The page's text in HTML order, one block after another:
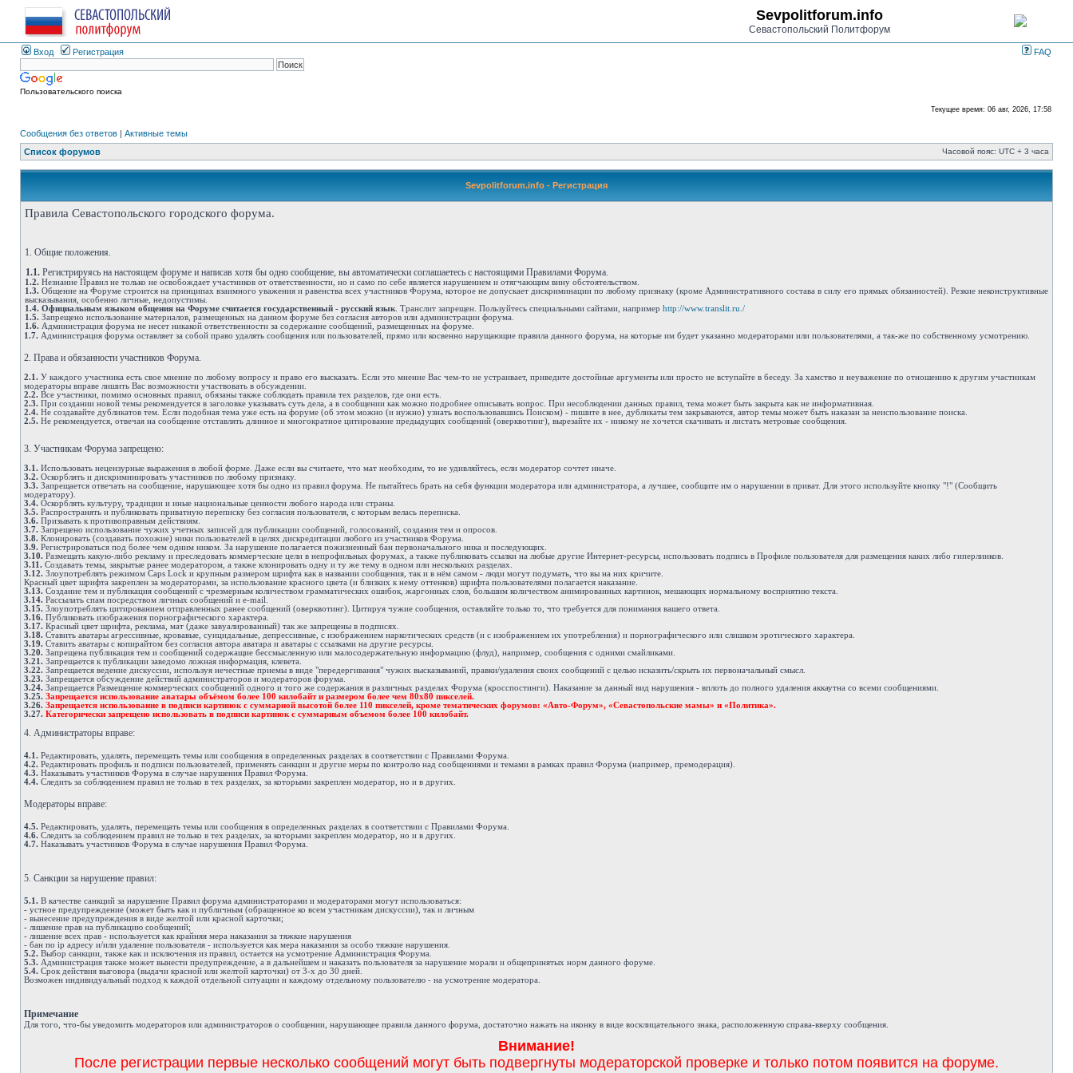
Sevpolitforum.info
Севастопольский Политфорум
Вход Регистрация FAQ
Пользовательского поиска
Текущее время: 06 авг, 2026, 17:58
Сообщения без ответов | Активные темы
Список форумов
Часовой пояс: UTC + 3 часа
Sevpolitforum.info - Регистрация
Правила Севастопольского городского форума.
1. Общие положения.
1.1. Регистрируясь на настоящем форуме и написав хотя бы одно сообщение, вы автоматически соглашаетесь с настоящими Правилами Форума.
1.2. Незнание Правил не только не освобождает участников от ответственности, но и само по себе является нарушением и отягчающим вину обстоятельством.
1.3. Общение на Форуме строится на принципах взаимного уважения и равенства всех участников Форума, которое не допускает дискриминации по любому признаку (кроме Административного состава в силу его прямых обязанностей). Резкие неконструктивные
высказывания, особенно личные, недопустимы.
1.4. Официальным языком общения на Форуме считается государственный - русский язык . Транслит запрещен. Пользуйтесь специальными сайтами, например http://www.translit.ru./
1.5. Запрещено использование материалов, размещенных на данном форуме без согласия авторов или администрации форума.
1.6. Администрация форума не несет никакой ответственности за содержание сообщений, размещенных на форуме.
1.7. Администрация форума оставляет за собой право удалять сообщения или пользователей, прямо или косвенно нарущающие правила данного форума, на которые им будет указанно модераторами или пользователями, а так-же по собственному усмотрению.
2. Права и обязанности участников Форума.
2.1. У каждого участника есть свое мнение по любому вопросу и право его высказать. Если это мнение Вас чем-то не устраивает, приведите достойные аргументы или просто не вступайте в беседу. За хамство и неуважение по отношению к другим участникам
модераторы вправе лишить Вас возможности участвовать в обсуждении.
2.2. Все участники, помимо основных правил, обязаны также соблюдать правила тех разделов, где они есть.
2.3. При создании новой темы рекомендуется в заголовке указывать суть дела, а в сообщении как можно подробнее описывать вопрос. При несоблюдении данных правил, тема может быть закрыта как не информативная.
2.4. Не создавайте дубликатов тем. Если подобная тема уже есть на форуме (об этом можно (и нужно) узнать воспользовавшись Поиском) - пишите в нее, дубликаты тем закрываются, автор темы может быть наказан за неиспользование поиска.
2.5. Не рекомендуется, отвечая на сообщение отставлять длинное и многократное цитирование предыдущих сообщений (оверквотинг), вырезайте их - никому не хочется скачивать и листать метровые сообщения.
3. Участникам Форума запрещено:
3.1. Использовать нецензурные выражения в любой форме. Даже если вы считаете, что мат необходим, то не удивляйтесь, если модератор сочтет иначе.
3.2. Оскорблять и дискриминировать участников по любому признаку.
3.3. Запрещается отвечать на сообщение, нарушающее хотя бы одно из правил форума. Не пытайтесь брать на себя функции модератора или администратора, а лучшее, сообщите им о нарушении в приват. Для этого используйте кнопку "!" (Сообщить
модератору).
3.4. Оскорблять культуру, традиции и иные национальные ценности любого народа или страны.
3.5. Распространять и публиковать приватную переписку без согласия пользователя, с которым велась переписка.
3.6. Призывать к противоправным действиям.
3.7. Запрещено использование чужих учетных записей для публикации сообщений, голосований, создания тем и опросов.
3.8. Клонировать (создавать похожие) ники пользователей в целях дискредитации любого из участников Форума.
3.9. Регистрироваться под более чем одним ником. За нарушение полагается пожизненный бан первоначального ника и последующих.
3.10. Размещать какую-либо рекламу и преследовать коммерческие цели в непрофильных форумах, а также публиковать ссылки на любые другие Интернет-ресурсы, использовать подпись в Профиле пользователя для размещения каких либо гиперлинков.
3.11. Создавать темы, закрытые ранее модератором, а также клонировать одну и ту же тему в одном или нескольких разделах.
3.12. Злоупотреблять режимом Caps Lock и крупным размером шрифта как в названии сообщения, так и в нём самом - люди могут подумать, что вы на них кричите.
Красный цвет шрифта закреплен за модераторами, за использование красного цвета (и близких к нему оттенков) шрифта пользователями полагается наказание.
3.13. Создание тем и публикация сообщений с чрезмерным количеством грамматических ошибок, жаргонных слов, большим количеством анимированных картинок, мешающих нормальному восприятию текста.
3.14. Рассылать спам посредством личных сообщений и e-mail.
3.15. Злоупотреблять цитированием отправленных ранее сообщений (оверквотинг). Цитируя чужие сообщения, оставляйте только то, что требуется для понимания вашего ответа.
3.16. Публиковать изображения порнографического характера.
3.17. Красный цвет шрифта, реклама, мат (даже завуалированный) так же запрещены в подписях.
3.18. Ставить аватары агрессивные, кровавые, суицидальные, депрессивные, с изображением наркотических средств (и с изображением их употребления) и порнографического или слишком эротического характера.
3.19. Ставить аватары с копирайтом без согласия автора аватара и аватары с ссылками на другие ресурсы.
3.20. Запрещена публикация тем и сообщений содержащие бессмысленную или малосодержательную информацию (флуд), например, сообщения с одними смайликами.
3.21. Запрещается к публикации заведомо ложная информация, клевета.
3.22. Запрещается ведение дискуссии, используя нечестные приемы в виде "передергивания" чужих высказываний, правки/удаления своих сообщений с целью исказить/скрыть их первоначальный смысл.
3.23. Запрещается обсуждение действий администраторов и модераторов форума.
3.24. Запрещается Размещение коммерческих сообщений одного и того же содержания в различных разделах Форума (кросспостинги). Наказание за данный вид нарушения - вплоть до полного удаления аккаутна со всеми сообщениями.
3.25. Запрещается использование аватары объёмом более 100 килобайт и размером более чем 80х80 пикселей.
3.26. Запрещается использование в подписи картинок с суммарной высотой более 110 пикселей, кроме тематических форумов: «Авто-Форум», «Севастопольские мамы» и «Политика».
3.27. Категорически запрещено использовать в подписи картинок с суммарным объемом более 100 килобайт.
4. Администраторы вправе:
4.1. Редактировать, удалять, перемещать темы или сообщения в определенных разделах в соответствии с Правилами Форума.
4.2. Редактировать профиль и подписи пользователей, применять санкции и другие меры по контролю над сообщениями и темами в рамках правил Форума (например, премодерация).
4.3. Наказывать участников Форума в случае нарушения Правил Форума.
4.4. Следить за соблюдением правил не только в тех разделах, за которыми закреплен модератор, но и в других.
Модераторы вправе:
4.5. Редактировать, удалять, перемещать темы или сообщения в определенных разделах в соответствии с Правилами Форума.
4.6. Следить за соблюдением правил не только в тех разделах, за которыми закреплен модератор, но и в других.
4.7. Наказывать участников Форума в случае нарушения Правил Форума.
5. Санкции за нарушение правил:
5.1. В качестве санкций за нарушение Правил форума администраторами и модераторами могут использоваться:
- устное предупреждение (может быть как и публичным (обращенное ко всем участникам дискуссии), так и личным
- вынесение предупреждения в виде желтой или красной карточки;
- лишение прав на публикацию сообщений;
- лишение всех прав - используется как крайняя мера наказания за тяжкие нарушения
- бан по ip адресу и/или удаление пользователя - используется как мера наказания за особо тяжкие нарушения.
5.2. Выбор санкции, также как и исключения из правил, остается на усмотрение Администрация Форума.
5.3. Администрация также может вынести предупреждение, а в дальнейшем и наказать пользователя за нарушение морали и общепринятых норм данного форуме.
5.4. Срок действия выговора (выдачи красной или желтой карточки) от 3-х до 30 дней.
Возможен индивидуальный подход к каждой отдельной ситуации и каждому отдельному пользователю - на усмотрение модератора.
Примечание
Для того, что-бы уведомить модераторов или администраторов о сообщении, нарушающее правила данного форума, достаточно нажать на иконку в виде восклицательного знака, расположенную справа-вверху сообщения.
Внимание!
После регистрации первые несколько сообщений могут быть подвергнуты модераторской проверке и только потом появится на форуме.